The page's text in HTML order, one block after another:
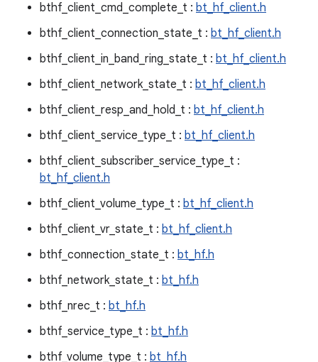
bthf_client_cmd_complete_t : bt_hf_client.h
bthf_client_connection_state_t : bt_hf_client.h
bthf_client_in_band_ring_state_t : bt_hf_client.h
bthf_client_network_state_t : bt_hf_client.h
bthf_client_resp_and_hold_t : bt_hf_client.h
bthf_client_service_type_t : bt_hf_client.h
bthf_client_subscriber_service_type_t :
bt_hf_client.h
bthf_client_volume_type_t : bt_hf_client.h
bthf_client_vr_state_t : bt_hf_client.h
bthf_connection_state_t : bt_hf.h
bthf_network_state_t : bt_hf.h
bthf_nrec_t : bt_hf.h
bthf_service_type_t : bt_hf.h
bthf_volume_type_t : bt_hf.h